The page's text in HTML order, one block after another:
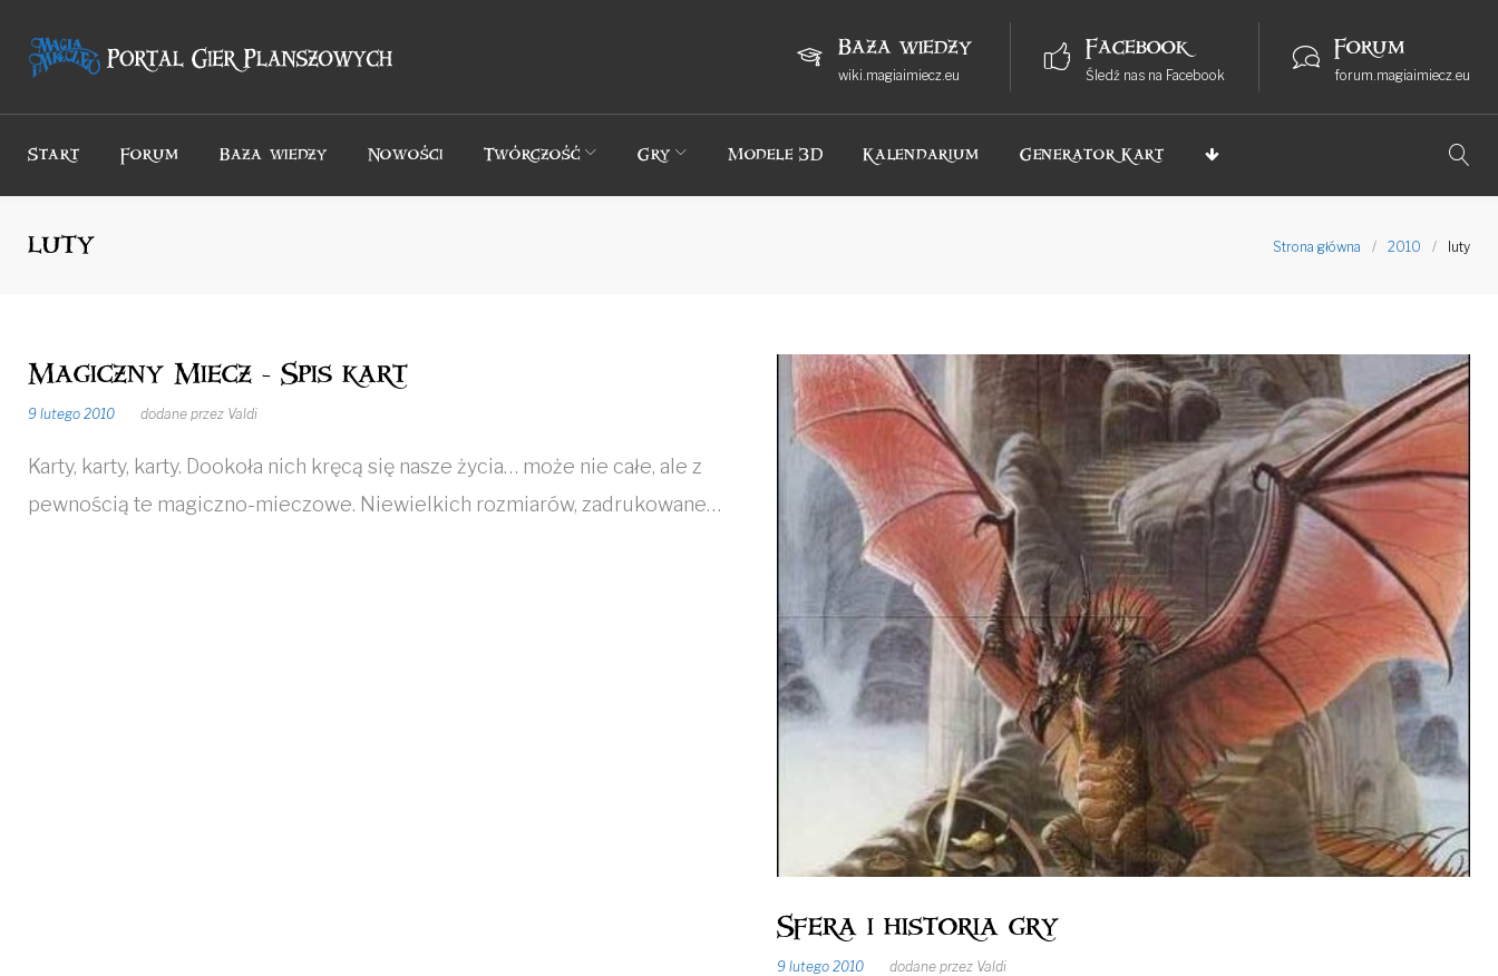
Baza wiedzy
wiki.magiaimiecz.eu
Facebook
Śledź nas na Facebook
Forum
forum.magiaimiecz.eu
Start Forum Baza wiedzy Nowości Twórczość Gry Modele 3D Kalendarium Generator Kart
luty Strona główna / 2010 / luty
Miesiąc:
luty
Magiczny Miecz - Spis kart
9 lutego 2010 dodane przez Valdi
Karty, karty, karty. Dookoła nich kręcą się nasze życia… może nie całe, ale z
pewnością te magiczno-mieczowe. Niewielkich rozmiarów, zadrukowane…
Sfera i historia gry
9 lutego 2010 dodane przez Valdi